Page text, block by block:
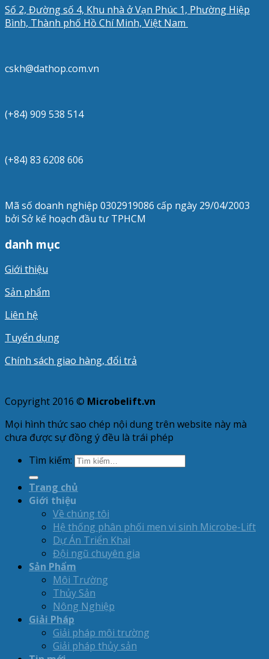
Số 2, Đường số 4, Khu nhà ở Vạn Phúc 1, Phường Hiệp
Bình, Thành phố Hồ Chí Minh, Việt Nam
cskh@dathop.com.vn
(+84) 909 538 514
(+84) 83 6208 606
Mã số doanh nghiệp 0302919086 cấp ngày 29/04/2003
bởi Sở kế hoạch đầu tư TPHCM
danh mục
Giới thiệu
Sản phẩm
Liên hệ
Tuyển dụng
Chính sách giao hàng, đổi trả
Copyright 2016 © Microbelift.vn
Mọi hình thức sao chép nội dung trên website này mà
chưa được sự đồng ý đều là trái phép
Tìm kiếm:
Trang chủ
Giới thiệu
Về chúng tôi
Hệ thống phân phối men vi sinh Microbe-Lift
Dự Án Triển Khai
Đội ngũ chuyên gia
Sản Phẩm
Môi Trường
Thủy Sản
Nông Nghiệp
Giải Pháp
Giải pháp môi trường
Giải pháp thủy sản